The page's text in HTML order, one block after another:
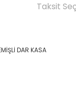
Taksit
DAR KASA